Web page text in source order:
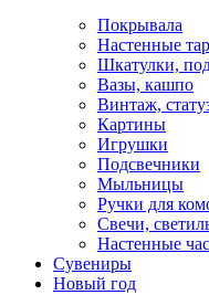
Покрывала
Настенные
Шкатулки,
Вазы, кашпо
Винтаж,
Картины
Игрушки
Подсвечники
Мыльницы
Ручки для
Свечи,
Настенные
Сувениры
Новый год